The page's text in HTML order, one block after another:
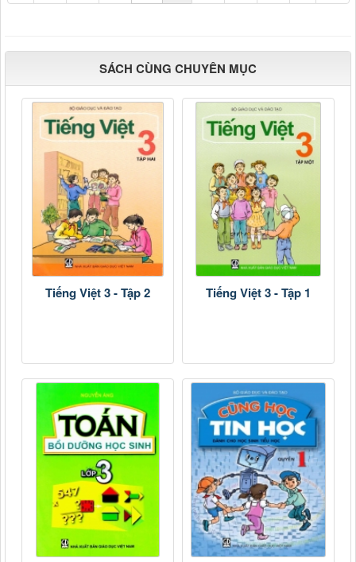
SÁCH CÙNG CHUYÊN MỤC
Tiếng Việt 3 - Tập 2 Tiếng Việt 3 - Tập 1